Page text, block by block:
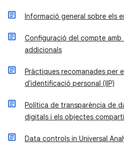
Informació general sobre els
Configuració del compte
addicionals
Pràctiques recomanades per
d'identificació personal (IIP)
Política de transparència de
digitals i els objectes
Data controls in Universal